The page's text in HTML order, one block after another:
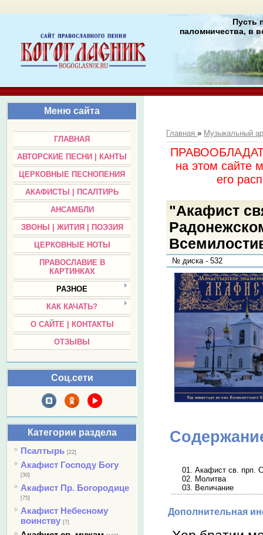
Пусть
паломничества, в
Меню сайта
ГЛАВНАЯ
АВТОРСКИЕ ПЕСНИ | КАНТЫ
ЦЕРКОВНЫЕ ПЕСНОПЕНИЯ
АКАФИСТЫ | ПСАЛТИРЬ
АНСАМБЛИ
ЗВОНЫ | ЖИТИЯ | ПОЭЗИЯ
ЦЕРКОВНЫЕ НОТЫ
ПРАВОСЛАВИЕ В
КАРТИНКАХ
РАЗНОЕ
КАК КАЧАТЬ?
О САЙТЕ | КОНТАКТЫ
ОТЗЫВЫ
Соц.сети
Категории раздела
Псалтырь [22]
Акафист Господу Богу
[30]
Акафист Пр. Богородице
[75]
Акафист Небесному
воинству [7]
Главная» Музыкальный
на этом сайте
его
"Акафист
№ диска - 532
01. Акафист св. прп.
02. Молитва
03. Величание
Дополнительная